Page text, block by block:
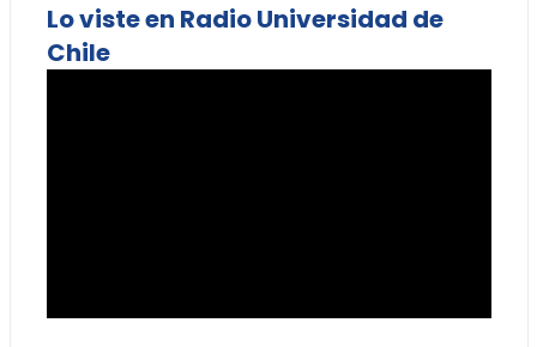
Lo viste en Radio Universidad de
Chile